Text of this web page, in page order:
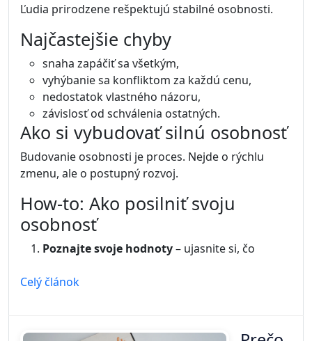
Ľudia prirodzene rešpektujú stabilné osobnosti.
Najčastejšie chyby
snaha zapáčiť sa všetkým,
vyhýbanie sa konfliktom za každú cenu,
nedostatok vlastného názoru,
závislosť od schválenia ostatných.
Ako si vybudovať silnú osobnosť
Budovanie osobnosti je proces. Nejde o rýchlu
zmenu, ale o postupný rozvoj.
How-to: Ako posilniť svoju
osobnosť
Poznajte svoje hodnoty– ujasnite si, čo
Celý článok